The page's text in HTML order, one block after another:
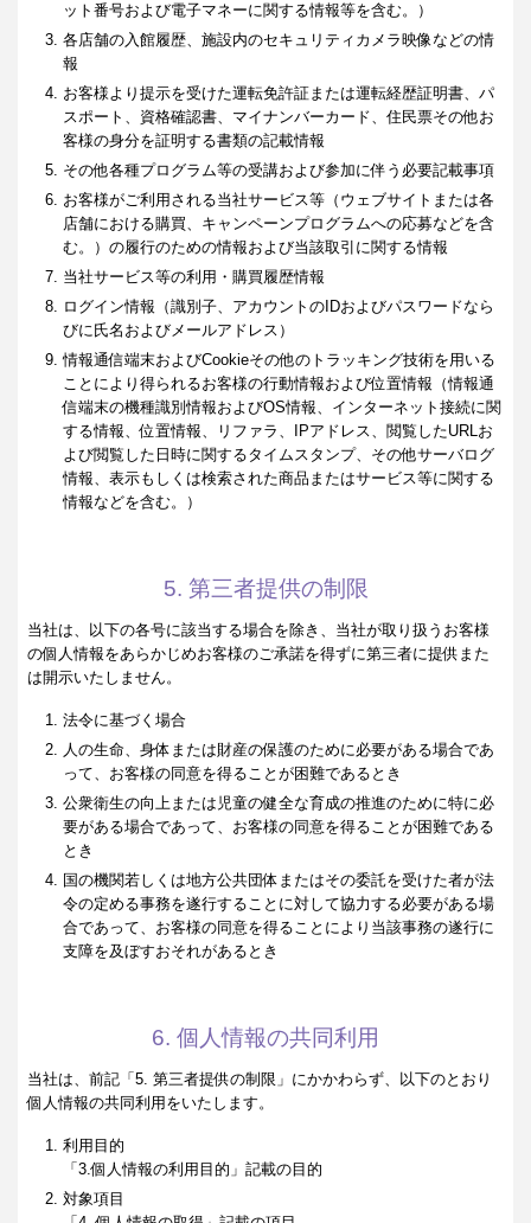
ット番号および電子マネーに関する情報等を含む。）
各店舗の入館履歴、施設内のセキュリティカメラ映像などの情
報
お客様より提示を受けた運転免許証または運転経歴証明書、パ
スポート、資格確認書、マイナンバーカード、住民票その他お
客様の身分を証明する書類の記載情報
その他各種プログラム等の受講および参加に伴う必要記載事項
お客様がご利用される当社サービス等（ウェブサイトまたは各
店舗における購買、キャンペーンプログラムへの応募などを含
む。）の履行のための情報および当該取引に関する情報
当社サービス等の利用・購買履歴情報
ログイン情報（識別子、アカウントのIDおよびパスワードなら
びに氏名およびメールアドレス）
情報通信端末およびCookieその他のトラッキング技術を用いる
ことにより得られるお客様の行動情報および位置情報（情報通
信端末の機種識別情報およびOS情報、インターネット接続に関
する情報、位置情報、リファラ、IPアドレス、閲覧したURLお
よび閲覧した日時に関するタイムスタンプ、その他サーバログ
情報、表示もしくは検索された商品またはサービス等に関する
情報などを含む。）
5. 第三者提供の制限
当社は、以下の各号に該当する場合を除き、当社が取り扱うお客様
の個人情報をあらかじめお客様のご承諾を得ずに第三者に提供また
は開示いたしません。
法令に基づく場合
人の生命、身体または財産の保護のために必要がある場合であ
って、お客様の同意を得ることが困難であるとき
公衆衛生の向上または児童の健全な育成の推進のために特に必
要がある場合であって、お客様の同意を得ることが困難である
とき
国の機関若しくは地方公共団体またはその委託を受けた者が法
令の定める事務を遂行することに対して協力する必要がある場
合であって、お客様の同意を得ることにより当該事務の遂行に
支障を及ぼすおそれがあるとき
6. 個人情報の共同利用
当社は、前記「5. 第三者提供の制限」にかかわらず、以下のとおり
個人情報の共同利用をいたします。
利用目的
「3.個人情報の利用目的」記載の目的
対象項目